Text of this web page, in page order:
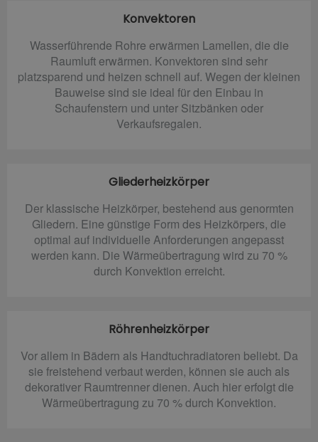
Konvektoren
Wasserführende Rohre erwärmen Lamellen, die die
Raumluft erwärmen. Konvektoren sind sehr
platzsparend und heizen schnell auf. Wegen der kleinen
Bauweise sind sie ideal für den Einbau in
Schaufenstern und unter Sitzbänken oder
Verkaufsregalen.
Gliederheizkörper
Der klassische Heizkörper, bestehend aus genormten
Gliedern. Eine günstige Form des Heizkörpers, die
optimal auf individuelle Anforderungen angepasst
werden kann. Die Wärmeübertragung wird zu 70 %
durch Konvektion erreicht.
Röhrenheizkörper
Vor allem in Bädern als Handtuchradiatoren beliebt. Da
sie freistehend verbaut werden, können sie auch als
dekorativer Raumtrenner dienen. Auch hier erfolgt die
Wärmeübertragung zu 70 % durch Konvektion.